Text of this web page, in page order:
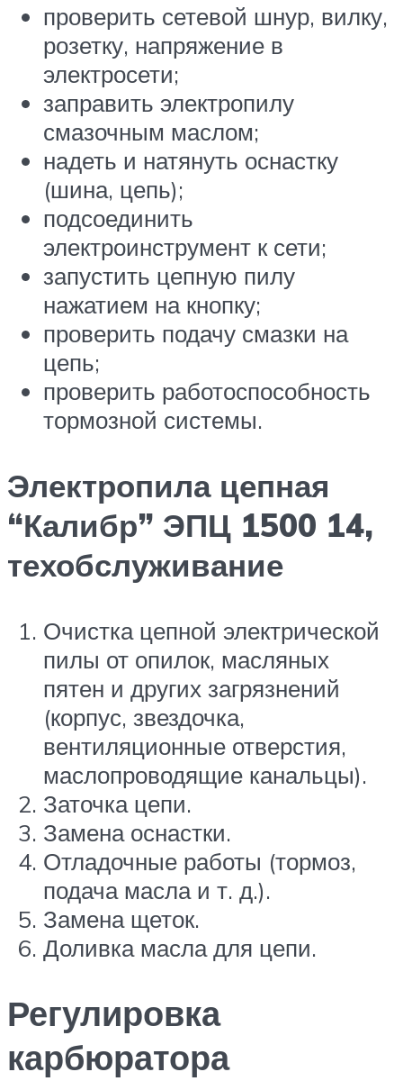
проверить сетевой шнур, вилку,
розетку, напряжение в
электросети;
заправить электропилу
смазочным маслом;
надеть и натянуть оснастку
(шина, цепь);
подсоединить
электроинструмент к сети;
запустить цепную пилу
нажатием на кнопку;
проверить подачу смазки на
цепь;
проверить работоспособность
тормозной системы.
Электропила цепная
“Калибр” ЭПЦ 1500 14,
техобслуживание
Очистка цепной электрической
пилы от опилок, масляных
пятен и других загрязнений
(корпус, звездочка,
вентиляционные отверстия,
маслопроводящие канальцы).
Заточка цепи.
Замена оснастки.
Отладочные работы (тормоз,
подача масла и т. д.).
Замена щеток.
Доливка масла для цепи.
Регулировка
карбюратора